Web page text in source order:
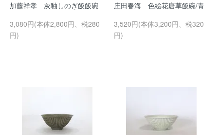
加藤祥孝 灰釉しのぎ飯飯碗
3,080円(本体2,800円、税280
円)
庄田春海 色絵花唐草飯碗/青
3,520円(本体3,200円、税320
円)